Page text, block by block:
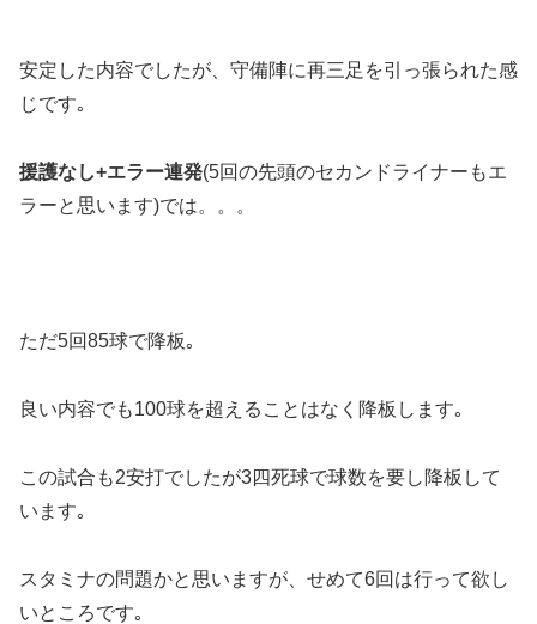
安定した内容でしたが、守備陣に再三足を引っ張られた感
じです｡
援護なし+エラー連発(5回の先頭のセカンドライナーもエ
ラーと思います)では。。。
ただ5回85球で降板｡
良い内容でも100球を超えることはなく降板します｡
この試合も2安打でしたが3四死球で球数を要し降板して
います｡
スタミナの問題かと思いますが、せめて6回は行って欲し
いところです｡